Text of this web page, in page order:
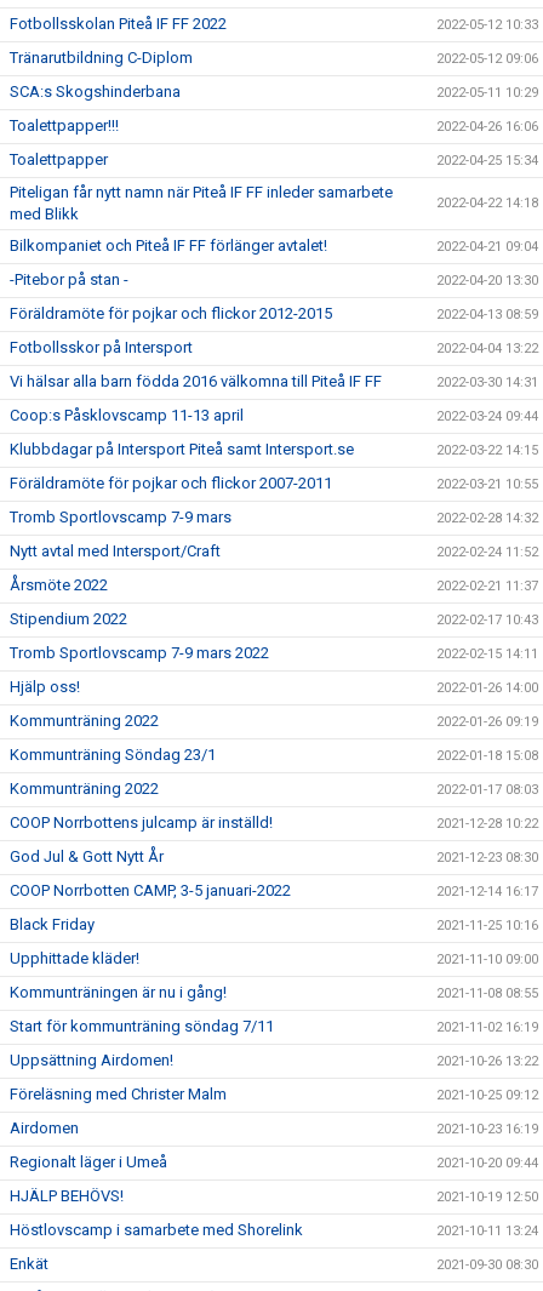
Fotbollsskolan Piteå IF FF 2022 2022-05-12 10:33
Tränarutbildning C-Diplom 2022-05-12 09:06
SCA:s Skogshinderbana 2022-05-11 10:29
Toalettpapper!!! 2022-04-26 16:06
Toalettpapper 2022-04-25 15:34
Piteligan får nytt namn när Piteå IF FF inleder samarbete
med Blikk
2022-04-22 14:18
Bilkompaniet och Piteå IF FF förlänger avtalet! 2022-04-21 09:04
-Pitebor på stan - 2022-04-20 13:30
Föräldramöte för pojkar och flickor 2012-2015 2022-04-13 08:59
Fotbollsskor på Intersport 2022-04-04 13:22
Vi hälsar alla barn födda 2016 välkomna till Piteå IF FF 2022-03-30 14:31
Coop:s Påsklovscamp 11-13 april 2022-03-24 09:44
Klubbdagar på Intersport Piteå samt Intersport.se 2022-03-22 14:15
Föräldramöte för pojkar och flickor 2007-2011 2022-03-21 10:55
Tromb Sportlovscamp 7-9 mars 2022-02-28 14:32
Nytt avtal med Intersport/Craft 2022-02-24 11:52
Årsmöte 2022 2022-02-21 11:37
Stipendium 2022 2022-02-17 10:43
Tromb Sportlovscamp 7-9 mars 2022 2022-02-15 14:11
Hjälp oss! 2022-01-26 14:00
Kommunträning 2022 2022-01-26 09:19
Kommunträning Söndag 23/1 2022-01-18 15:08
Kommunträning 2022 2022-01-17 08:03
COOP Norrbottens julcamp är inställd! 2021-12-28 10:22
God Jul & Gott Nytt År 2021-12-23 08:30
COOP Norrbotten CAMP, 3-5 januari-2022 2021-12-14 16:17
Black Friday 2021-11-25 10:16
Upphittade kläder! 2021-11-10 09:00
Kommunträningen är nu i gång! 2021-11-08 08:55
Start för kommunträning söndag 7/11 2021-11-02 16:19
Uppsättning Airdomen! 2021-10-26 13:22
Föreläsning med Christer Malm 2021-10-25 09:12
Airdomen 2021-10-23 16:19
Regionalt läger i Umeå 2021-10-20 09:44
HJÄLP BEHÖVS! 2021-10-19 12:50
Höstlovscamp i samarbete med Shorelink 2021-10-11 13:24
Enkät 2021-09-30 08:30